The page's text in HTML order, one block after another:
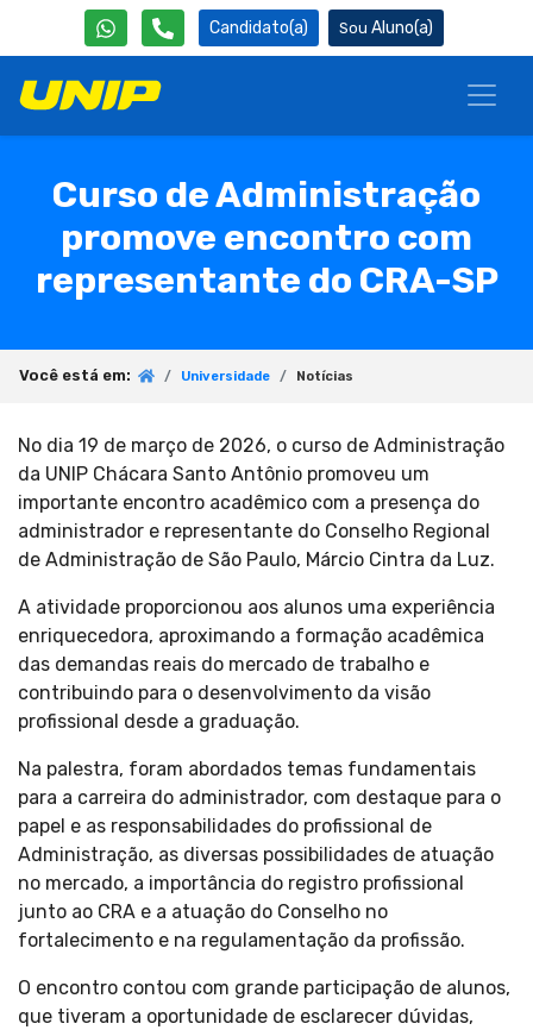
Candidato(a) Aluno(a)
Curso de Administração
promove encontro com
representante do CRA-SP
Você está em: Universidade Notícias
No dia 19 de março de 2026, o curso de Administração
da UNIP Chácara Santo Antônio promoveu um
importante encontro acadêmico com a presença do
administrador e representante do Conselho Regional
de Administração de São Paulo, Márcio Cintra da Luz.
A atividade proporcionou aos alunos uma experiência
enriquecedora, aproximando a formação acadêmica
das demandas reais do mercado de trabalho e
contribuindo para o desenvolvimento da visão
profissional desde a graduação.
Na palestra, foram abordados temas fundamentais
para a carreira do administrador, com destaque para o
papel e as responsabilidades do profissional de
Administração, as diversas possibilidades de atuação
no mercado, a importância do registro profissional
junto ao CRA e a atuação do Conselho no
fortalecimento e na regulamentação da profissão.
O encontro contou com grande participação de alunos,
que tiveram a oportunidade de esclarecer dúvidas,